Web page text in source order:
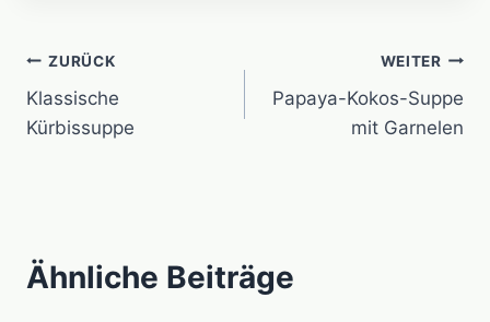
Beitragsnavigation
ZURÜCK
Klassische
Kürbissuppe
WEITER
Papaya-Kokos-Suppe
mit Garnelen
Ähnliche Beiträge